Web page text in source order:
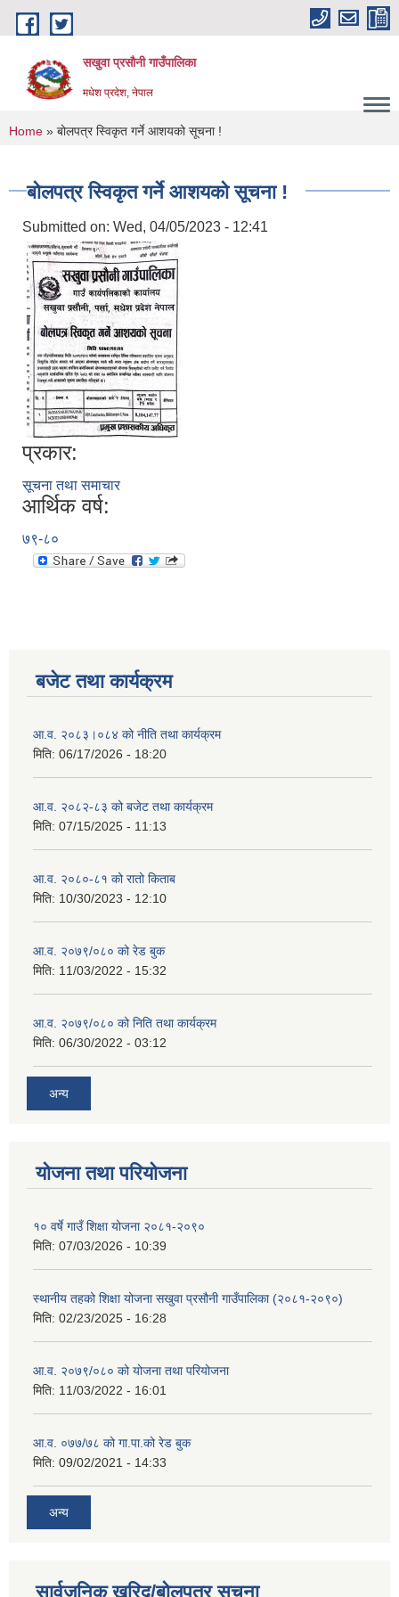
Skip to main content
सखुवा प्रसौनी गाउँपालिका
मधेश प्रदेश, नेपाल
You are here
Home » बोलपत्र स्विकृत गर्ने आशयको सूचना !
बोलपत्र स्विकृत गर्ने आशयको सूचना !
Submitted on: Wed, 04/05/2023 - 12:41
प्रकार:
सूचना तथा समाचार
आर्थिक वर्ष:
७९-८०
बजेट तथा कार्यक्रम
आ.व. २०८३।०८४ को नीति तथा कार्यक्रम
मिति: 06/17/2026 - 18:20
आ.व. २०८२-८३ को बजेट तथा कार्यक्रम
मिति: 07/15/2025 - 11:13
आ.व. २०८०-८१ को रातो किताब
मिति: 10/30/2023 - 12:10
आ.व. २०७९/०८० को रेड बुक
मिति: 11/03/2022 - 15:32
आ.व. २०७९/०८० को निति तथा कार्यक्रम
मिति: 06/30/2022 - 03:12
अन्य
योजना तथा परियोजना
१० वर्षे गाउँ शिक्षा योजना २०८१-२०९०
मिति: 07/03/2026 - 10:39
स्थानीय तहको शिक्षा योजना सखुवा प्रसौनी गाउँपालिका (२०८१-२०९०)
मिति: 02/23/2025 - 16:28
आ.व. २०७९/०८० को योजना तथा परियोजना
मिति: 11/03/2022 - 16:01
आ.व. ०७७/७८ को गा.पा.को रेड बुक
मिति: 09/02/2021 - 14:33
अन्य
सार्वजनिक खरिद/बोलपत्र सूचना